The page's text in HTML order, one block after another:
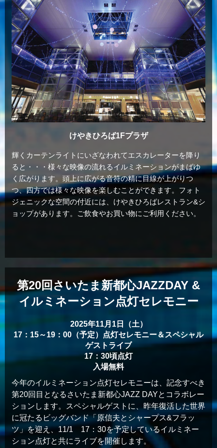
けやきひろば1Fプラザ
輝くカーテンライトにいざなわれてエスカレーターを降り
ると・・・様々な映像の流れるイルミネーションがまばゆ
く広がります。頭上に広がる音符の精に目線が上がりつ
つ、四方では様々な映像を楽しむことができます。フォト
ジェニックな空間の付近には、けやきひろばレストラン&シ
ョップがあります。ご飲食やお買い物にご利用ください。
第20回さいたま新都心JAZZDAY &
イルミネーション点灯セレモニー
2025年11月1日（土）
17：15～19：00（予定）点灯セレモニー＆スペシャル
ゲストライブ
17：30頃点灯
入場無料
今年のイルミネーション点灯セレモニーは、記念すべき
第20回目となるさいたま新都心JAZZ DAYとコラボレー
ションします。スペシャルゲストに、昨年復活した世界
に冠たるビッグバンド「原信夫とシャープス&フラッ
ツ」を迎え、11/1 17：30を予定しているイルミネー
ション点灯と共にライブを開催します。